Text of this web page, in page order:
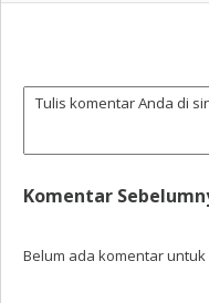
Komentar
Belum ada komentar